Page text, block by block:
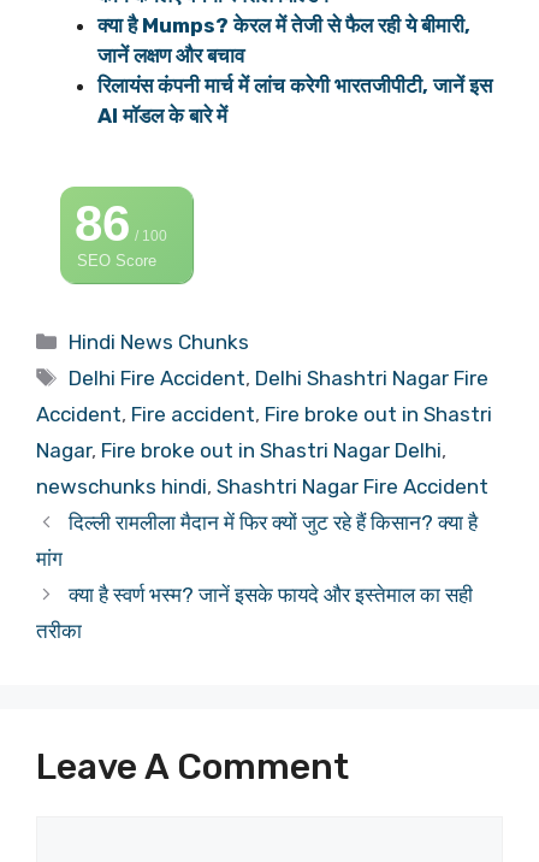
क्या है Mumps? केरल में तेजी से फैल रही ये बीमारी,
जानें लक्षण और बचाव
रिलायंस कंपनी मार्च में लांच करेगी भारतजीपीटी, जानें इस
AI मॉडल के बारे में
86/ 100
SEO Score
Categories
Hindi News Chunks
Tags
Delhi Fire Accident, Delhi Shashtri Nagar Fire
Accident, Fire accident, Fire broke out in Shastri
Nagar, Fire broke out in Shastri Nagar Delhi,
newschunks hindi, Shashtri Nagar Fire Accident
दिल्ली रामलीला मैदान में फिर क्यों जुट रहे हैं किसान? क्या है
मांग
क्या है स्वर्ण भस्म? जानें इसके फायदे और इस्तेमाल का सही
तरीका
Leave A Comment